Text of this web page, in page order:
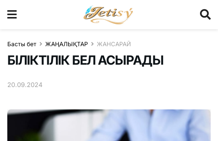
Басты бет ЖАҢАЛЫҚТАР ЖАНСАРАЙ
БІЛІКТІЛІК БЕЛ АСЫРАДЫ
20.09.2024